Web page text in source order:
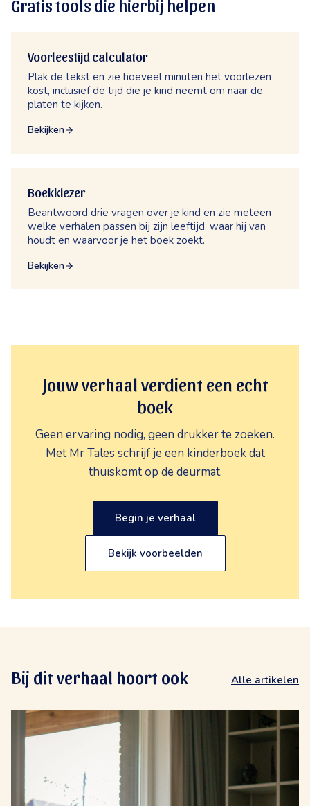
Gratis tools die hierbij helpen
Voorleestijd calculator
Plak de tekst en zie hoeveel minuten het voorlezen
kost, inclusief de tijd die je kind neemt om naar de
platen te kijken.
Bekijken
Boekkiezer
Beantwoord drie vragen over je kind en zie meteen
welke verhalen passen bij zijn leeftijd, waar hij van
houdt en waarvoor je het boek zoekt.
Bekijken
Jouw verhaal verdient een echt
boek
Geen ervaring nodig, geen drukker te zoeken.
Met Mr Tales schrijf je een kinderboek dat
thuiskomt op de deurmat.
Begin je verhaal
Bekijk voorbeelden
Bij dit verhaal hoort ook Alle artikelen